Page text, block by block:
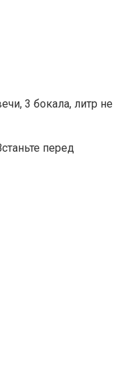
3 бокала, литр не
перед